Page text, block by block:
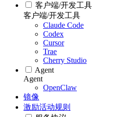
客户端/开发工具
客户端/开发工具
Claude Code
Codex
Cursor
Trae
Cherry Studio
Agent
Agent
OpenClaw
镜像
激励活动规则